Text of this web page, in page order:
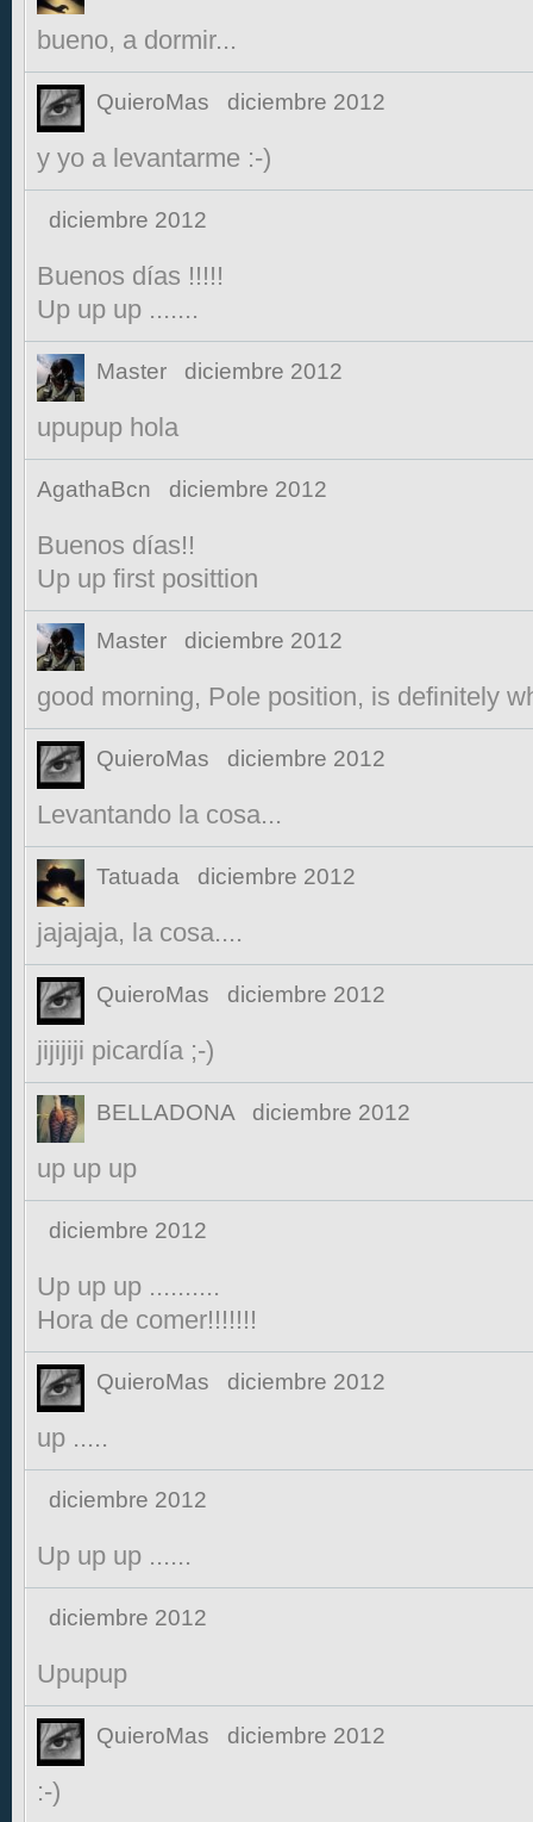
bueno, a dormir...
QuieroMas diciembre 2012
y yo a levantarme :-)
diciembre 2012
Buenos días !!!!!
Up up up .......
Master diciembre 2012
upupup hola
AgathaBcn diciembre 2012
Buenos días!!
Up up first posittion
Master diciembre 2012
good morning, Pole position, is definitely
QuieroMas diciembre 2012
Levantando la cosa...
Tatuada diciembre 2012
jajajaja, la cosa....
QuieroMas diciembre 2012
jijijiji picardía ;-)
BELLADONA diciembre 2012
up up up
diciembre 2012
Up up up ..........
Hora de comer!!!!!!!
QuieroMas diciembre 2012
up .....
diciembre 2012
Up up up ......
diciembre 2012
Upupup
QuieroMas diciembre 2012
:-)